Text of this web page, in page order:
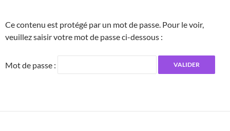
Ce contenu est protégé par un mot de passe. Pour le voir,
veuillez saisir votre mot de passe ci-dessous :
Mot de passe :